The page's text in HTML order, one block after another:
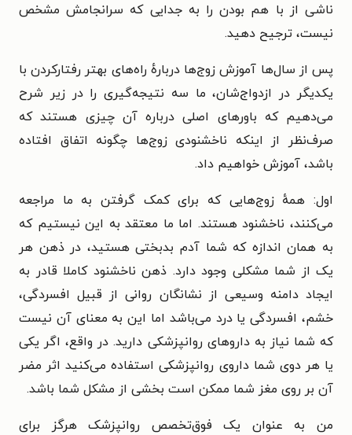
ناشی از با هم بودن را به جدایی که سرانجامش مشخص
نیست، ترجیح دهید.
پس از سال‌ها آموزش زوج‌ها دربارهٔ راه‌های بهتر رفتارکردن با
یکدیگر در ازدواج‌شان، ما سه نتیجه‌گیری را در زیر شرح
می‌دهیم که باورهای اصلی درباره آن چیزی هستند که
صرف‌نظر از اینکه ناخشنودی زوج‌ها چگونه اتفاق افتاده
باشد، آموزش خواهیم داد.
اول: همهٔ زوج‌هایی که برای کمک گرفتن به ما مراجعه
می‌کنند، ناخشنود هستند. اما ما معتقد به این نیستیم که
به همان اندازه که شما آدم بدبختی هستید، در ذهن هر
یک از شما مشکلی وجود دارد. ذهن ناخشنود کاملا قادر به
ایجاد دامنه وسیعی از نشانگان روانی از قبیل افسردگی،
خشم، افسردگی یا درد می‌باشد اما این به معنای آن نیست
که شما نیاز به داروهای روانپزشکی دارید. در واقع، اگر یکی
یا هر دوی شما داروی روانپزشکی استفاده می‌کنید اثر مضر
آن بر روی مغز شما ممکن است بخشی از مشکل شما باشد.
من به عنوان یک فوق‌تخصص روانپزشک هرگز برای